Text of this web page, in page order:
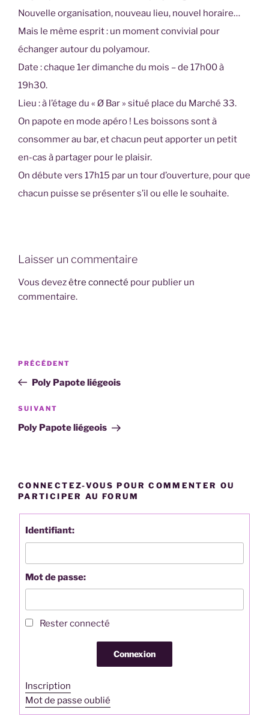
Nouvelle organisation, nouveau lieu, nouvel horaire…
Mais le même esprit : un moment convivial pour
échanger autour du polyamour.
Date : chaque 1er dimanche du mois – de 17h00 à
19h30.
Lieu : à l’étage du « Ø Bar » situé place du Marché 33.
On papote en mode apéro ! Les boissons sont à
consommer au bar, et chacun peut apporter un petit
en-cas à partager pour le plaisir.
On débute vers 17h15 par un tour d’ouverture, pour que
chacun puisse se présenter s’il ou elle le souhaite.
Laisser un commentaire
Vous devezêtre connecté pour publier un
commentaire.
Navigation
l’article
Article
précédent
PRÉCÉDENT
Poly Papote liégeois
Article
suivant
SUIVANT
Poly Papote liégeois
CONNECTEZ-VOUS POUR COMMENTER OU
PARTICIPER AU FORUM
Identifiant:
Mot de passe:
Rester connecté
Connexion
Inscription
Mot de passe oublié